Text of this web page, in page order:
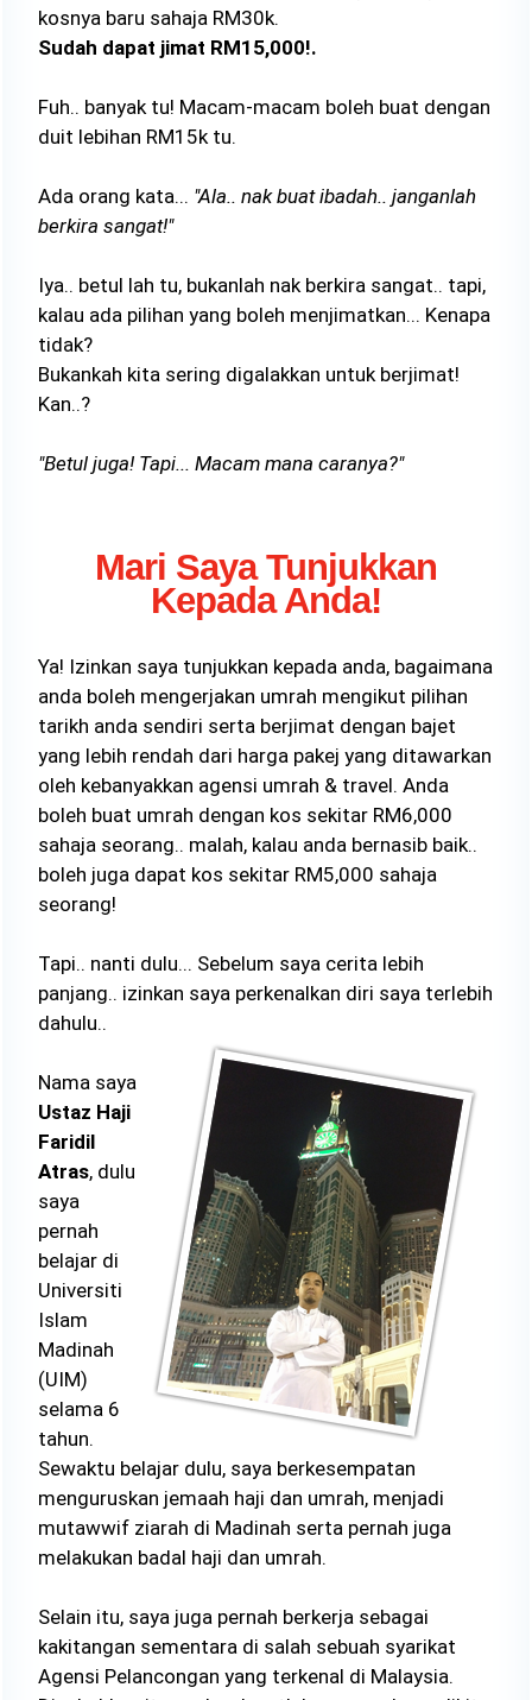
kosnya baru sahaja RM30k.
Sudah dapat jimat RM15,000!.
Fuh.. banyak tu! Macam-macam boleh buat dengan
duit lebihan RM15k tu.
Ada orang kata... "Ala.. nak buat ibadah.. janganlah
berkira sangat!"
Iya.. betul lah tu, bukanlah nak berkira sangat.. tapi,
kalau ada pilihan yang boleh menjimatkan... Kenapa
tidak?
Bukankah kita sering digalakkan untuk berjimat!
Kan..?
"Betul juga! Tapi... Macam mana caranya?"
Mari Saya Tunjukkan
Kepada Anda!
Ya! Izinkan saya tunjukkan kepada anda, bagaimana
anda boleh mengerjakan umrah mengikut pilihan
tarikh anda sendiri serta berjimat dengan bajet
yang lebih rendah dari harga pakej yang ditawarkan
oleh kebanyakkan agensi umrah & travel. Anda
boleh buat umrah dengan kos sekitar RM6,000
sahaja seorang.. malah, kalau anda bernasib baik..
boleh juga dapat kos sekitar RM5,000 sahaja
seorang!
Tapi.. nanti dulu... Sebelum saya cerita lebih
panjang.. izinkan saya perkenalkan diri saya terlebih
dahulu..
Nama saya
Ustaz Haji
Faridil
Atras, dulu
saya
pernah
belajar di
Universiti
Islam
Madinah
(UIM)
selama 6
tahun.
Sewaktu belajar dulu, saya berkesempatan
menguruskan jemaah haji dan umrah, menjadi
mutawwif ziarah di Madinah serta pernah juga
melakukan badal haji dan umrah.
Selain itu, saya juga pernah berkerja sebagai
kakitangan sementara di salah sebuah syarikat
Agensi Pelancongan yang terkenal di Malaysia.